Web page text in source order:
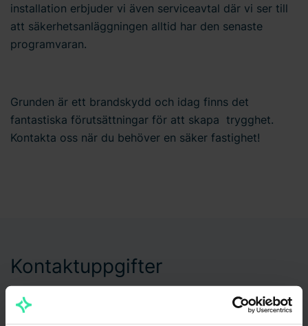
installation erbjuder vi även serviceavtal där vi ser till
att säkerhetsanläggningen alltid har den senaste
programvaran.
Grunden är ett brandskydd och idag finns det
fantastiska förutsättningar för att skapa trygghet.
Kontakta oss när du behöver en säker fastighet!
Kontaktuppgifter
Christer Elfström
Avdelningschef